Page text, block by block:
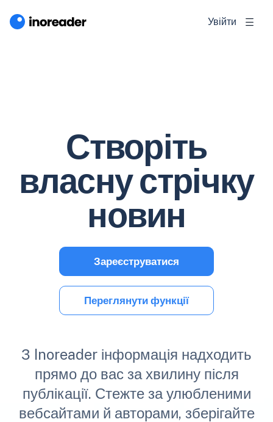
Увійти
Створіть
власну стрічку
новин
З Inoreader інформація надходить
прямо до вас за хвилину після
публікації. Стежте за улюбленими
вебсайтами й авторами, зберігайте
Зареєструватися
Переглянути функції